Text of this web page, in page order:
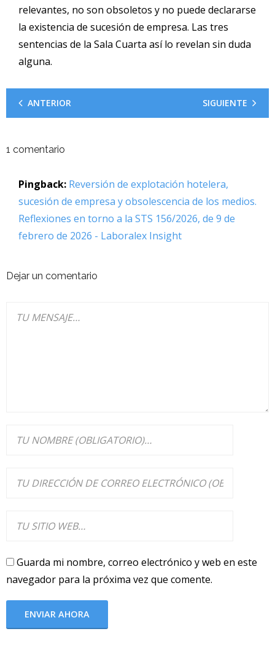
relevantes, no son obsoletos y no puede declararse
la existencia de sucesión de empresa. Las tres
sentencias de la Sala Cuarta así lo revelan sin duda
alguna.
ANTERIOR SIGUIENTE
1 comentario
Pingback: Reversión de explotación hotelera,
sucesión de empresa y obsolescencia de los medios.
Reflexiones en torno a la STS 156/2026, de 9 de
febrero de 2026 - Laboralex Insight
Dejar un comentario
Guarda mi nombre, correo electrónico y web en este
navegador para la próxima vez que comente.